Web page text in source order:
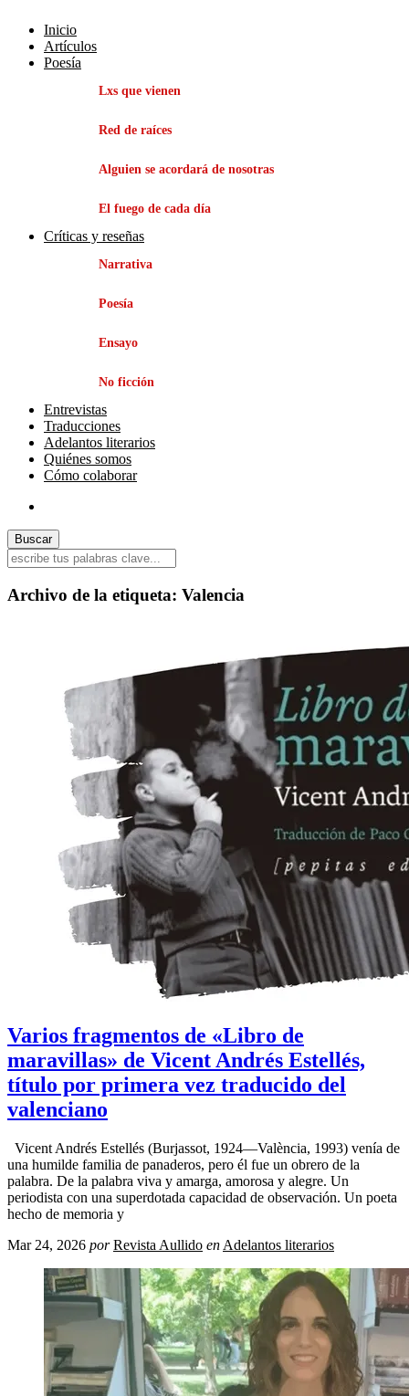
Inicio
Artículos
Poesía
Lxs que vienen
Red de raíces
Alguien se acordará de nosotras
El fuego de cada día
Críticas y reseñas
Narrativa
Poesía
Ensayo
No ficción
Entrevistas
Traducciones
Adelantos literarios
Quiénes somos
Cómo colaborar
Archivo de la etiqueta: Valencia
Varios fragmentos de «Libro de
maravillas» de Vicent Andrés Estellés,
título por primera vez traducido del
valenciano
Vicent Andrés Estellés (Burjassot, 1924—València, 1993) venía de
una humilde familia de panaderos, pero él fue un obrero de la
palabra. De la palabra viva y amarga, amorosa y alegre. Un
periodista con una superdotada capacidad de observación. Un poeta
hecho de memoria y
Mar 24, 2026 por Revista Aullido en Adelantos literarios